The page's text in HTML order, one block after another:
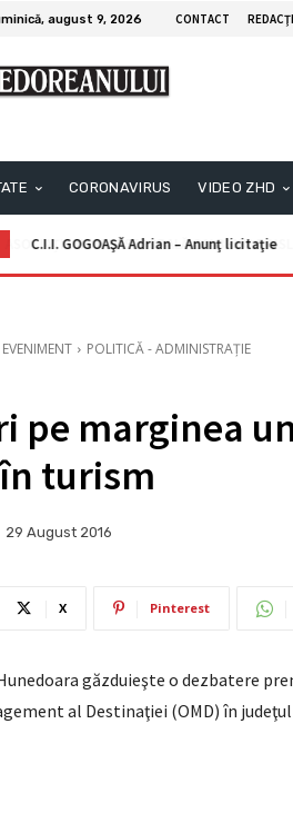
august 9, 2026 CONTACT
CORONAVIRUS VIDEO ZHD
C.I.I. GOGOAŞĂ Adrian – Anunţ licitaţie
POLITICĂ - ADMINISTRAȚIE
pe marginea
turism
29 August 2016
X Pinterest
găzduieşte o dezbatere
al Destinaţiei (OMD) în